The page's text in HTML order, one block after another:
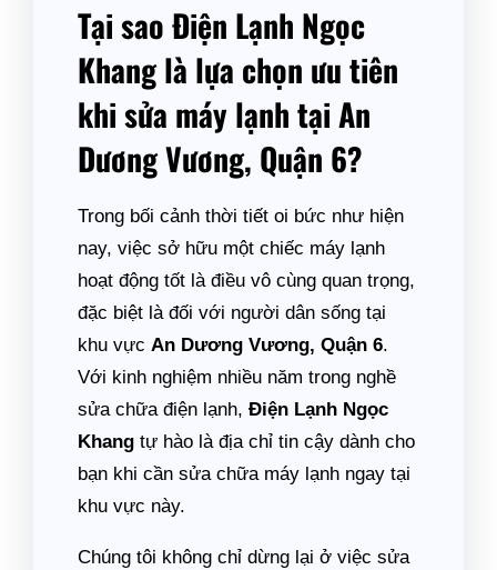
Tại sao Điện Lạnh Ngọc
Khang là lựa chọn ưu tiên
khi sửa máy lạnh tại An
Dương Vương, Quận 6?
Trong bối cảnh thời tiết oi bức như hiện
nay, việc sở hữu một chiếc máy lạnh
hoạt động tốt là điều vô cùng quan trọng,
đặc biệt là đối với người dân sống tại
khu vực An Dương Vương, Quận 6.
Với kinh nghiệm nhiều năm trong nghề
sửa chữa điện lạnh, Điện Lạnh Ngọc
Khang tự hào là địa chỉ tin cậy dành cho
bạn khi cần sửa chữa máy lạnh ngay tại
khu vực này.
Chúng tôi không chỉ dừng lại ở việc sửa